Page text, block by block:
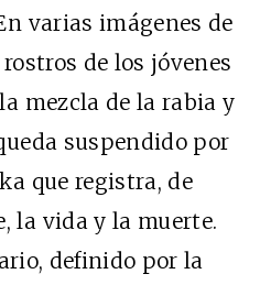
varias imágenes de
rostros de los jóvenes
mezcla de la rabia y
suspendido por
que registra, de
la vida y la muerte.
definido por la